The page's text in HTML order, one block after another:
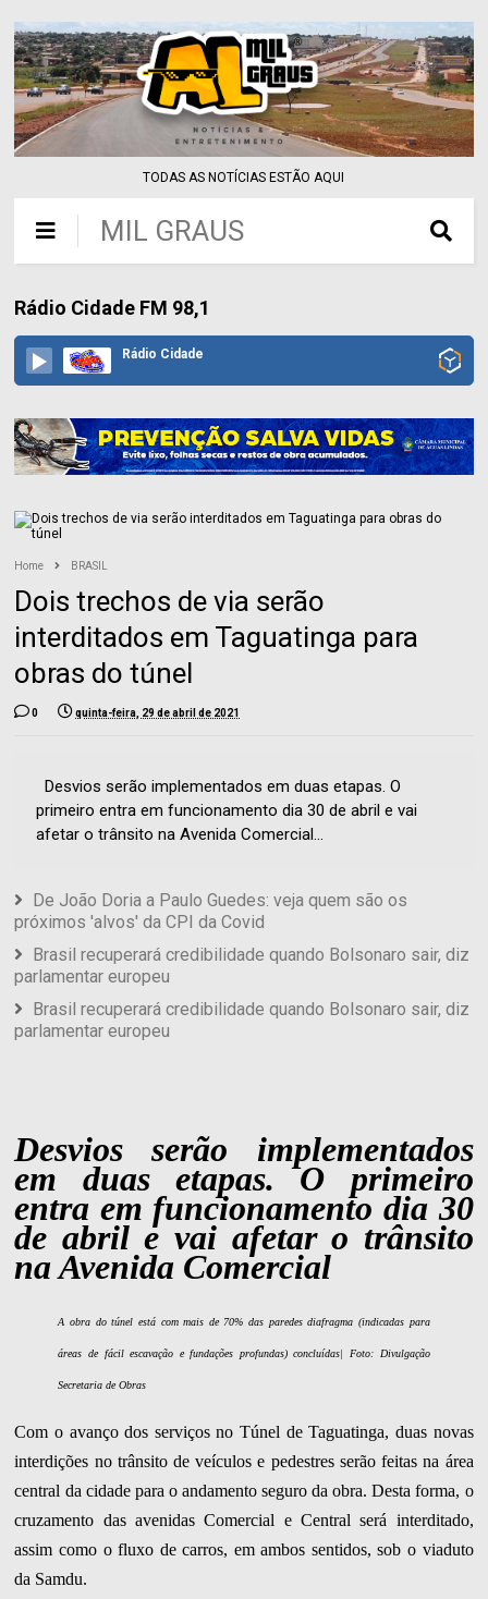
TODAS AS NOTÍCIAS ESTÃO AQUI
MIL GRAUS
Rádio Cidade FM 98,1
Rádio Cidade
Home BRASIL
Dois trechos de via serão
interditados em Taguatinga para
obras do túnel
0 quinta-feira, 29 de abril de 2021
Desvios serão implementados em duas etapas. O
primeiro entra em funcionamento dia 30 de abril e vai
afetar o trânsito na Avenida Comercial...
De João Doria a Paulo Guedes: veja quem são os
próximos 'alvos' da CPI da Covid
Brasil recuperará credibilidade quando Bolsonaro sair, diz
parlamentar europeu
Brasil recuperará credibilidade quando Bolsonaro sair, diz
parlamentar europeu
Desvios serão implementados
em duas etapas. O primeiro
entra em funcionamento dia 30
de abril e vai afetar o trânsito
na Avenida Comercial
A obra do túnel está com mais de 70% das paredes diafragma (indicadas para
áreas de fácil escavação e fundações profundas) concluídas| Foto: Divulgação
Secretaria de Obras
Com o avanço dos serviços no Túnel de Taguatinga, duas novas
interdições no trânsito de veículos e pedestres serão feitas na área
central da cidade para o andamento seguro da obra. Desta forma, o
cruzamento das avenidas Comercial e Central será interditado,
assim como o fluxo de carros, em ambos sentidos, sob o viaduto
da Samdu.